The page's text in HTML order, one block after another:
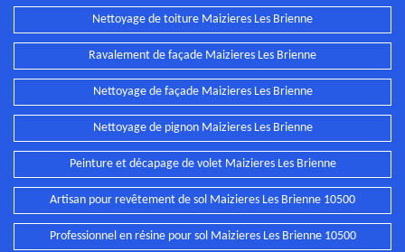
Nettoyage de toiture Maizieres Les Brienne
Ravalement de façade Maizieres Les Brienne
Nettoyage de façade Maizieres Les Brienne
Nettoyage de pignon Maizieres Les Brienne
Peinture et décapage de volet Maizieres Les Brienne
Artisan pour revêtement de sol Maizieres Les Brienne 10500
Professionnel en résine pour sol Maizieres Les Brienne 10500